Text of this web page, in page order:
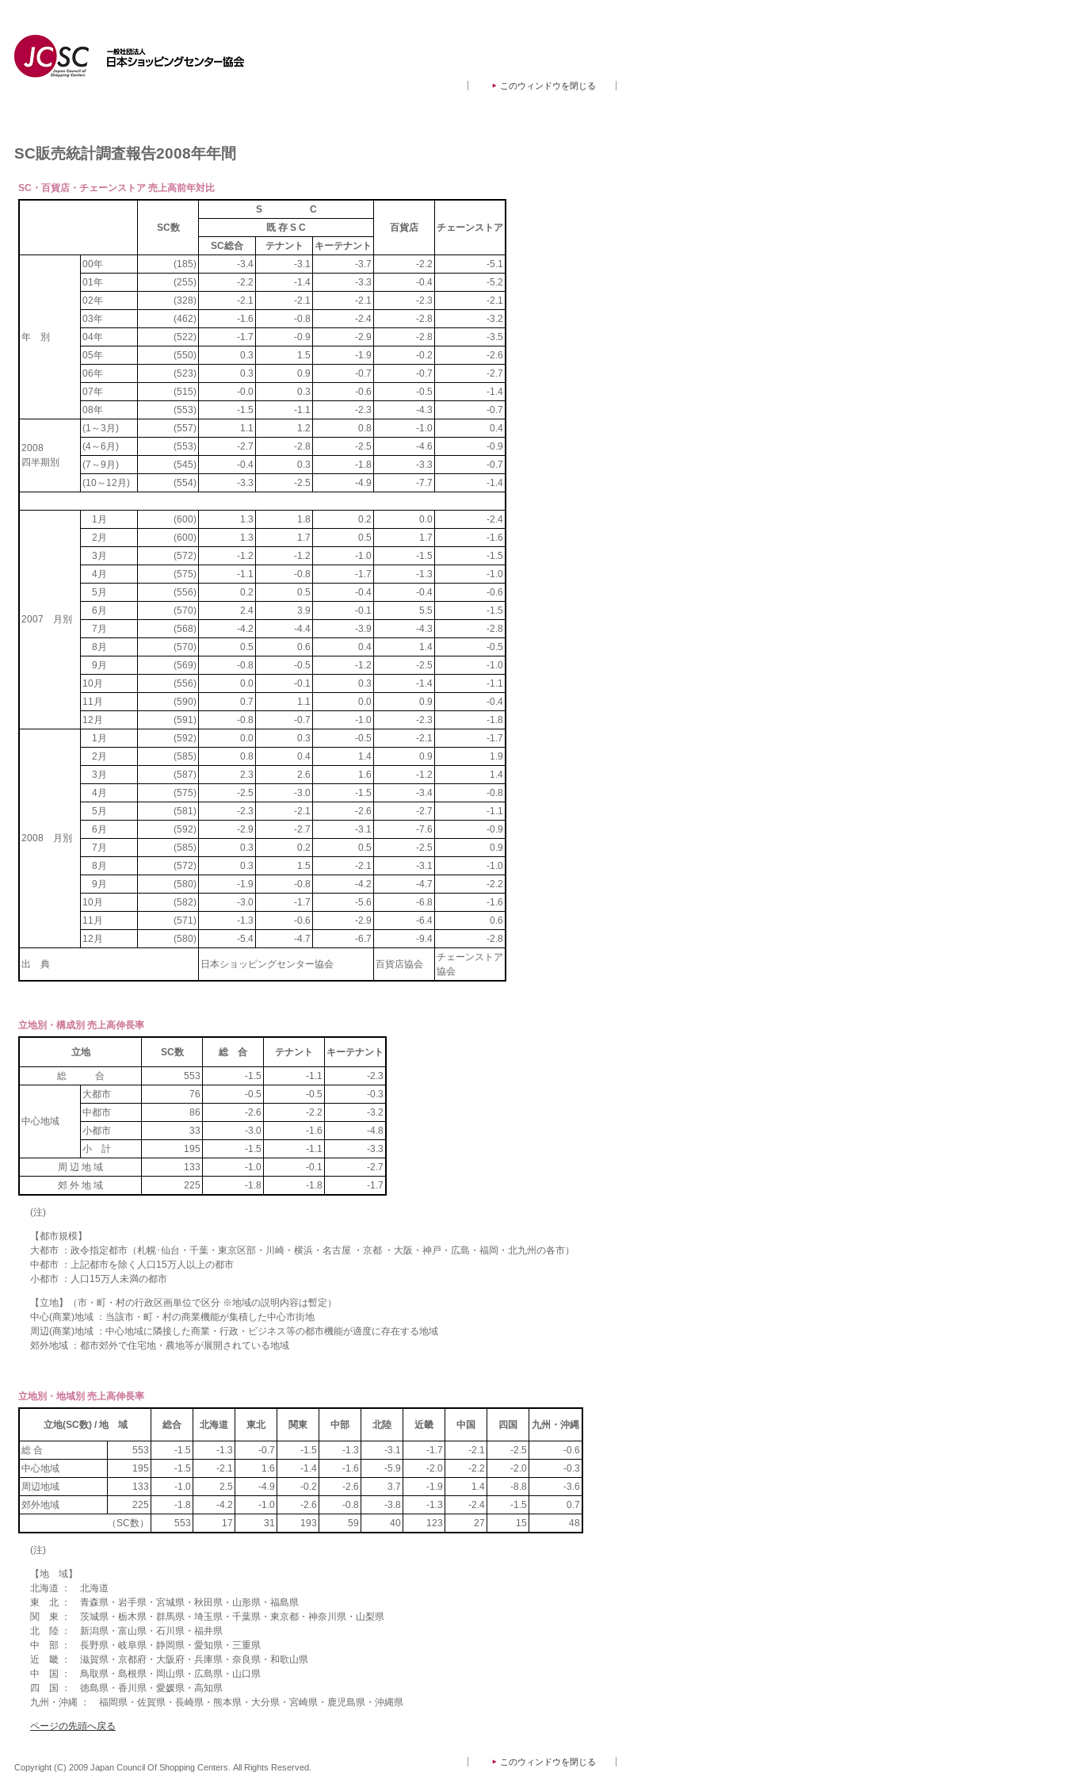
このウィンドウを閉じる
SC販売統計調査報告2008年年間
SC・百貨店・チェーンストア 売上高前年対比
SC数
S C
百貨店
チェーンストア
既 存 S C
SC総合
テナント キーテナント
年 別
00年 (185) -3.4 -3.1 -3.7 -2.2
-5.1
01年
(255) -2.2 -1.4 -3.3 -0.4
-5.2
02年
(328) -2.1 -2.1 -2.1 -2.3
-2.1
03年
(462) -1.6 -0.8 -2.4 -2.8
-3.2
04年
(522) -1.7 -0.9 -2.9 -2.8
-3.5
05年
(550) 0.3 1.5 -1.9 -0.2
-2.6
06年
(523) 0.3 0.9 -0.7 -0.7
-2.7
07年
(515) -0.0 0.3 -0.6 -0.5
-1.4
08年
(553) -1.5 -1.1 -2.3 -4.3 -0.7
2008
四半期別
(1～3月) (557) 1.1 1.2 0.8 -1.0
0.4
(4～6月)
(553) -2.7 -2.8 -2.5 -4.6
-0.9
(7～9月)
(545) -0.4 0.3 -1.8 -3.3
-0.7
(10～12月)
(554) -3.3 -2.5 -4.9 -7.7 -1.4
2007 月別
1月 (600) 1.3 1.8 0.2 0.0
-2.4
2月
(600) 1.3 1.7 0.5 1.7
-1.6
3月
(572) -1.2 -1.2 -1.0 -1.5
-1.5
4月
(575) -1.1 -0.8 -1.7 -1.3
-1.0
5月
(556) 0.2 0.5 -0.4 -0.4
-0.6
6月
(570) 2.4 3.9 -0.1 5.5
-1.5
7月
(568) -4.2 -4.4 -3.9 -4.3
-2.8
8月
(570) 0.5 0.6 0.4 1.4
-0.5
9月
(569) -0.8 -0.5 -1.2 -2.5
-1.0
10月
(556) 0.0 -0.1 0.3 -1.4
-1.1
11月
(590) 0.7 1.1 0.0 0.9
-0.4
12月
(591) -0.8 -0.7 -1.0 -2.3 -1.8
2008 月別
1月 (592) 0.0 0.3 -0.5 -2.1
-1.7
2月
(585) 0.8 0.4 1.4 0.9
1.9
3月
(587) 2.3 2.6 1.6 -1.2
1.4
4月
(575) -2.5 -3.0 -1.5 -3.4
-0.8
5月
(581) -2.3 -2.1 -2.6 -2.7
-1.1
6月
(592) -2.9 -2.7 -3.1 -7.6
-0.9
7月
(585) 0.3 0.2 0.5 -2.5
0.9
8月
(572) 0.3 1.5 -2.1 -3.1
-1.0
9月
(580) -1.9 -0.8 -4.2 -4.7
-2.2
10月
(582) -3.0 -1.7 -5.6 -6.8
-1.6
11月
(571) -1.3 -0.6 -2.9 -6.4
0.6
12月
(580) -5.4 -4.7 -6.7 -9.4 -2.8
出 典 日本ショッピングセンター協会 百貨店協会
チェーンストア
協会
立地別・構成別 売上高伸長率
立地 SC数 総 合 テナント キーテナント
総 合 553 -1.5 -1.1 -2.3
中心地域
大都市 76 -0.5 -0.5
-0.3
中都市
86 -2.6 -2.2
-3.2
小都市
33 -3.0 -1.6
-4.8
小 計
195 -1.5 -1.1
-3.3
周 辺 地 域
133 -1.0 -0.1
-2.7
郊 外 地 域
225 -1.8 -1.8 -1.7
(注)
【都市規模】
大都市 ：政令指定都市（札幌･仙台・千葉・東京区部・川崎・横浜・名古屋 ・京都 ・大阪・神戸・広島・福岡・北九州の各市）
中都市 ：上記都市を除く人口15万人以上の都市
小都市 ：人口15万人未満の都市
【立地】（市・町・村の行政区画単位で区分 ※地域の説明内容は暫定）
中心(商業)地域 ：当該市・町・村の商業機能が集積した中心市街地
周辺(商業)地域 ：中心地域に隣接した商業・行政・ビジネス等の都市機能が適度に存在する地域
郊外地域 ：都市郊外で住宅地・農地等が展開されている地域
立地別・地域別 売上高伸長率
立地(SC数) / 地 域 総合 北海道 東北 関東 中部 北陸 近畿 中国 四国 九州・沖縄
総 合 553 -1.5 -1.3 -0.7 -1.5 -1.3 -3.1 -1.7 -2.1 -2.5
-0.6
中心地域
195 -1.5 -2.1 1.6 -1.4 -1.6 -5.9 -2.0 -2.2 -2.0
-0.3
周辺地域
133 -1.0 2.5 -4.9 -0.2 -2.6 3.7 -1.9 1.4 -8.8
-3.6
郊外地域
225 -1.8 -4.2 -1.0 -2.6 -0.8 -3.8 -1.3 -2.4 -1.5
0.7
（SC数）
553 17 31 193 59 40 123 27 15 48
(注)
【地 域】
北海道 ： 北海道
東 北 ： 青森県・岩手県・宮城県・秋田県・山形県・福島県
関 東 ： 茨城県・栃木県・群馬県・埼玉県・千葉県・東京都・神奈川県・山梨県
北 陸 ： 新潟県・富山県・石川県・福井県
中 部 ： 長野県・岐阜県・静岡県・愛知県・三重県
近 畿 ： 滋賀県・京都府・大阪府・兵庫県・奈良県・和歌山県
中 国 ： 鳥取県・島根県・岡山県・広島県・山口県
四 国 ： 徳島県・香川県・愛媛県・高知県
九州・沖縄 ： 福岡県・佐賀県・長崎県・熊本県・大分県・宮崎県・鹿児島県・沖縄県
ページの先頭へ戻る
このウィンドウを閉じる
Copyright (C) 2009 Japan Council Of Shopping Centers. All Rights Reserved.